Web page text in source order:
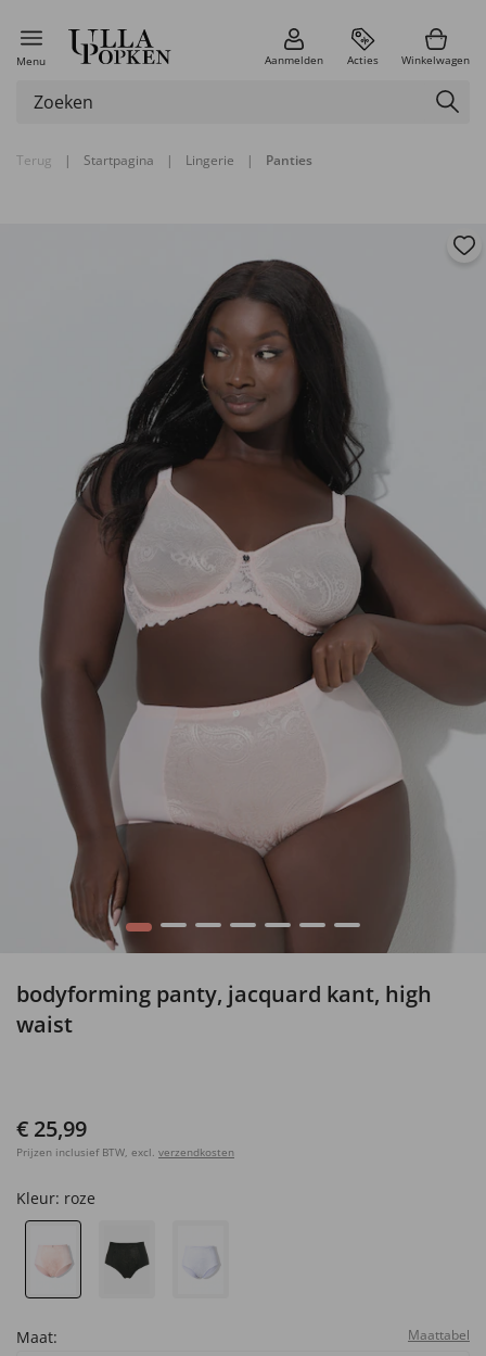
Menu Aanmelden Acties Winkelwagen
Terug | Startpagina | Lingerie | Panties
1 2 3 4 5 6 7
bodyforming panty, jacquard kant, high
waist
€ 25,99
Prijzen inclusief BTW, excl. verzendkosten
Kleur: roze
Maat: Maattabel